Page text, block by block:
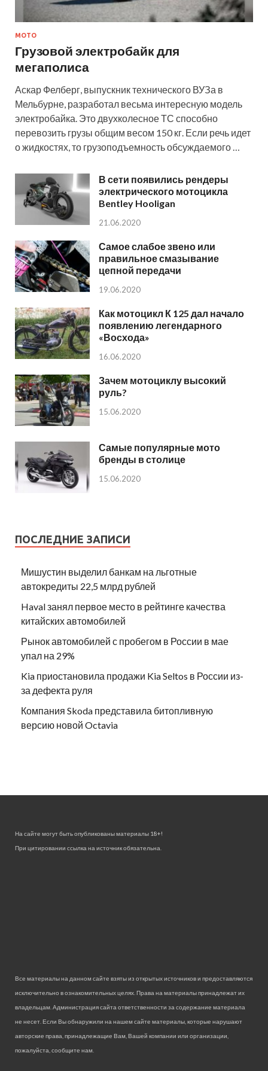
МОТО
Грузовой электробайк для
мегаполиса
Аскар Фелберг, выпускник технического ВУЗа в
Мельбурне, разработал весьма интересную модель
электробайка. Это двухколесное ТС способно
перевозить грузы общим весом 150 кг. Если речь идет
о жидкостях, то грузоподъемность обсуждаемого …
В сети появились рендеры
электрического мотоцикла
Bentley Hooligan
21.06.2020
Самое слабое звено или
правильное смазывание
цепной передачи
19.06.2020
Как мотоцикл К 125 дал начало
появлению легендарного
«Восхода»
16.06.2020
Зачем мотоциклу высокий
руль?
15.06.2020
Самые популярные мото
бренды в столице
15.06.2020
ПОСЛЕДНИЕ ЗАПИСИ
Мишустин выделил банкам на льготные
автокредиты 22,5 млрд рублей
Haval занял первое место в рейтинге качества
китайских автомобилей
Рынок автомобилей с пробегом в России в мае
упал на 29%
Kia приостановила продажи Kia Seltos в России из-
за дефекта руля
Компания Skoda представила битопливную
версию новой Octavia
На сайте могут быть опубликованы материалы 18+!
При цитировании ссылка на источник обязательна.
Все материалы на данном сайте взяты из открытых источников и предоставляются
исключительно в ознакомительных целях. Права на материалы принадлежат их
владельцам. Администрация сайта ответственности за содержание материала
не несет. Если Вы обнаружили на нашем сайте материалы, которые нарушают
авторские права, принадлежащие Вам, Вашей компании или организации,
пожалуйста, сообщите нам.